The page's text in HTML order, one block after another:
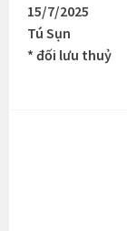
15/7/2025
Tú Sụn
* đối lưu thuỷ